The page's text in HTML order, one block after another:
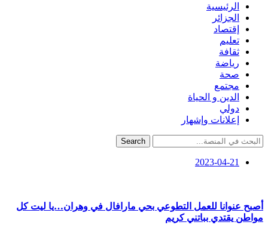
الرئيسية
الجزائر
إقتصاد
تعليم
ثقافة
رياضة
صحة
مجتمع
الدين و الحياة
دولي
إعلانات وإشهار
Search
2023-04-21
أصبح عنوانا للعمل التطوعي بحي مارافال في وهران…يا ليت كل
مواطن يقتدي بباتني كريم